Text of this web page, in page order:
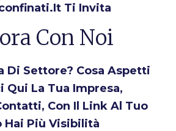
Ti Invita
Con Noi
Di Settore? Cosa Aspetti
Qui La Tua Impresa,
Con Il Link Al Tuo
Hai Più Visibilità